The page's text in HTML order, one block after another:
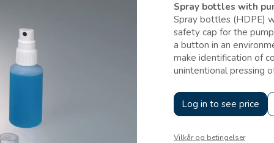
Spray bottles with
Spray bottles (HDPE)
safety cap for the
a button in an
make identification of
unintentional pressing
Log in to see price
Vilkår og betingelser